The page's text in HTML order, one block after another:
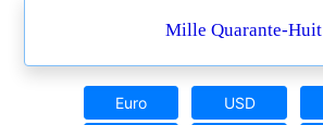
Mille Quarante-Huit
Euro USD